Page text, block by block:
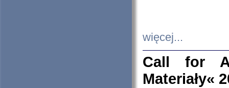
więcej...
Call for
Materiały«